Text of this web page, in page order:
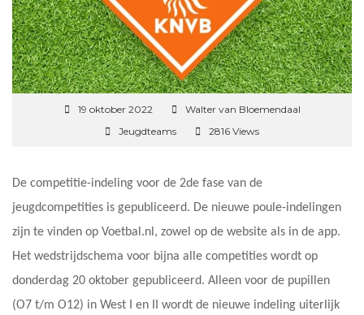
19 oktober 2022
Walter van Bloemendaal
Jeugdteams
2816 Views
De competitie-indeling voor de 2de fase van de
jeugdcompetities is gepubliceerd. De nieuwe poule-indelingen
zijn te vinden op Voetbal.nl, zowel op de website als in de app.
Het wedstrijdschema voor bijna alle competities wordt op
donderdag 20 oktober gepubliceerd. Alleen voor de pupillen
(O7 t/m O12) in West I en II wordt de nieuwe indeling uiterlijk